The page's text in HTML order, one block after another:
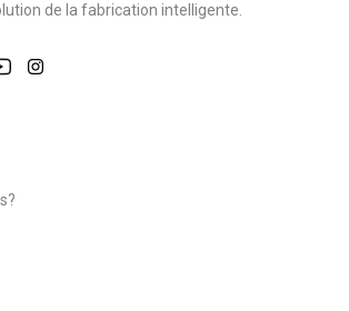
de la fabrication intelligente.